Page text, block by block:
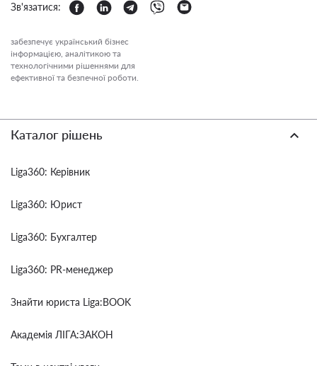
Зв'язатися:
забезпечує український бізнес
інформацією, аналітикою та
технологічними рішеннями для
ефективної та безпечної роботи.
Каталог рішень
Liga360: Керівник
Liga360: Юрист
Liga360: Бухгалтер
Liga360: PR-менеджер
Знайти юриста Liga:BOOK
Академія ЛІГА:ЗАКОН